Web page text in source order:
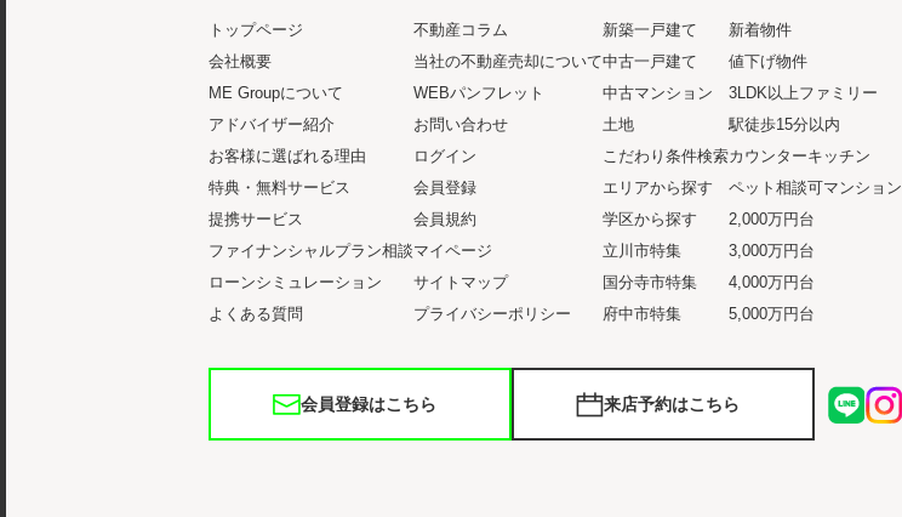
トップページ
会社概要
ME Groupについて
アドバイザー紹介
お客様に選ばれる理由
特典・無料サービス
提携サービス
ファイナンシャルプラン相談
ローンシミュレーション
よくある質問
不動産コラム
当社の不動産売却について
WEBパンフレット
お問い合わせ
ログイン
会員登録
会員規約
マイページ
サイトマップ
プライバシーポリシー
新築一戸建て
中古一戸建て
中古マンション
土地
こだわり条件検索
エリアから探す
学区から探す
立川市特集
国分寺市特集
府中市特集
新着物件
値下げ物件
3LDK以上ファミリー
駅徒歩15分以内
カウンターキッチン
ペット相談可マンション
2,000万円台
3,000万円台
4,000万円台
5,000万円台
会員登録はこちら 来店予約はこちら